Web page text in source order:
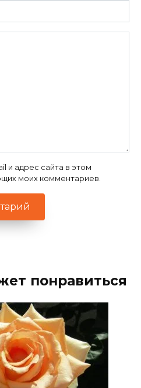
и адрес сайта в этом
моих комментариев.
понравиться